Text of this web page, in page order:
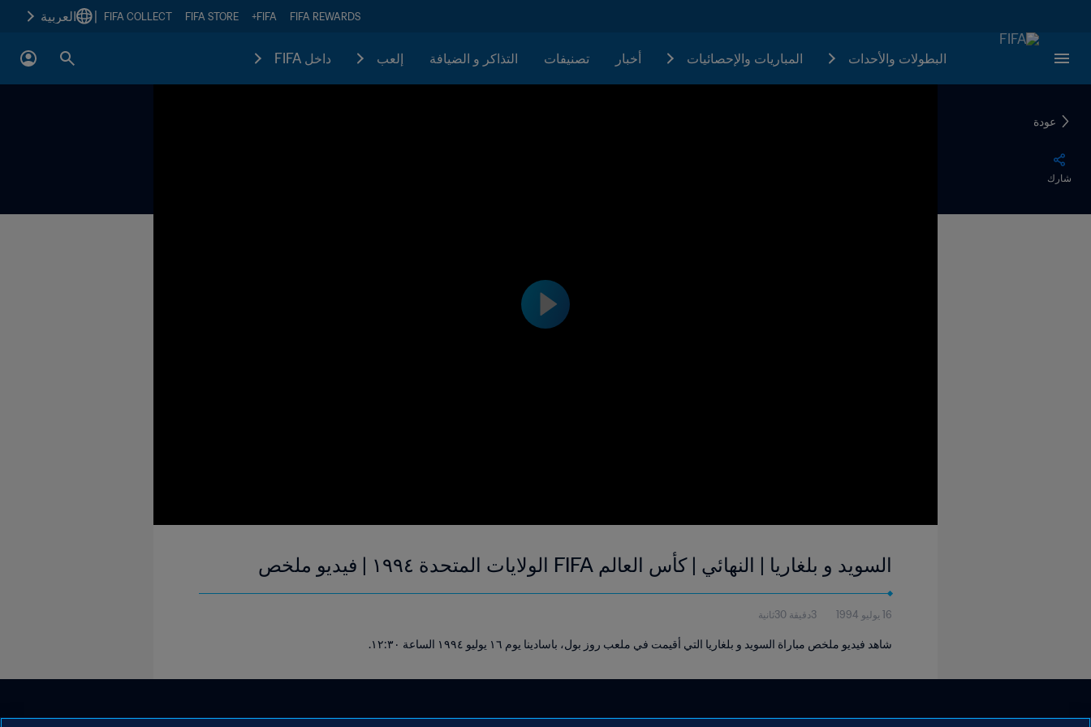
FIFA REWARDS
FIFA+
FIFA STORE
FIFA COLLECT العربية
البطولات والأحدات المباريات والإحصائيات أخبار تصنيفات التذاكر و الضيافة إلعب داخل FIFA
عودة
شارك
السويد و بلغاريا | النهائي | كأس العالم FIFA الولايات المتحدة ١٩٩٤ | فيديو ملخص
16 يوليو 1994 3دقيقة 30ثانية
شاهد فيديو ملخص مباراة السويد و بلغاريا التي أقيمت في ملعب روز بول، باسادينا يوم ١٦ يوليو ١٩٩٤ الساعة ١٢:٣٠.